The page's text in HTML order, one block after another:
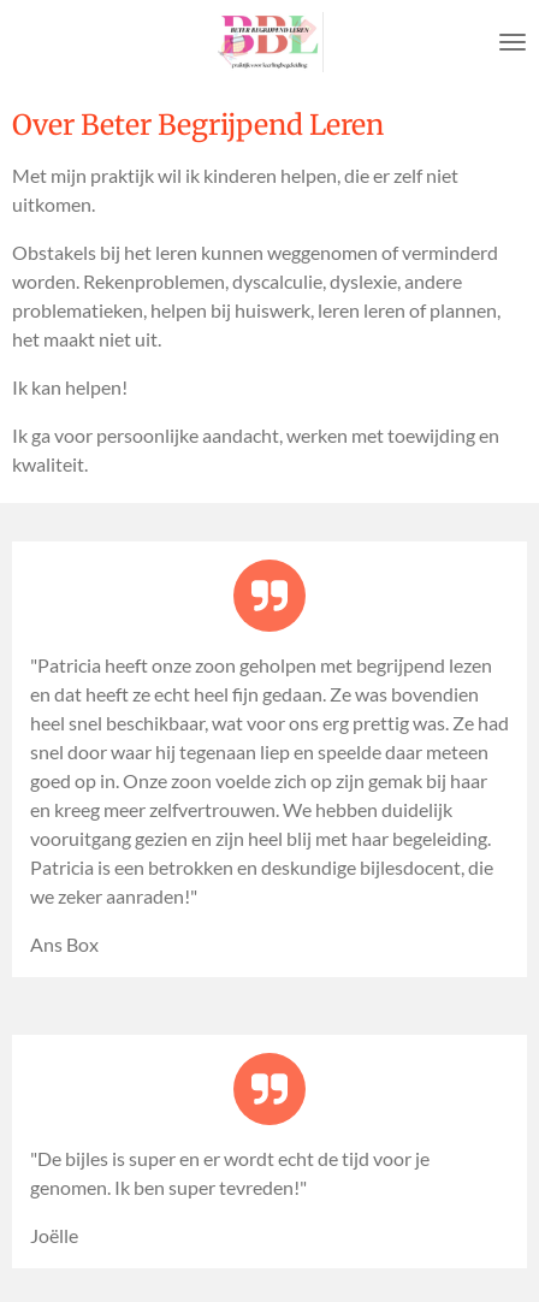
de
hoofdinhoud
Over Beter Begrijpend Leren
Met mijn praktijk wil ik kinderen helpen, die er zelf niet
uitkomen.
Obstakels bij het leren kunnen weggenomen of verminderd
worden. Rekenproblemen, dyscalculie, dyslexie, andere
problematieken, helpen bij huiswerk, leren leren of plannen,
het maakt niet uit.
Ik kan helpen!
Ik ga voor persoonlijke aandacht, werken met toewijding en
kwaliteit.
"Patricia heeft onze zoon geholpen met begrijpend lezen
en dat heeft ze echt heel fijn gedaan. Ze was bovendien
heel snel beschikbaar, wat voor ons erg prettig was. Ze had
snel door waar hij tegenaan liep en speelde daar meteen
goed op in. Onze zoon voelde zich op zijn gemak bij haar
en kreeg meer zelfvertrouwen. We hebben duidelijk
vooruitgang gezien en zijn heel blij met haar begeleiding.
Patricia is een betrokken en deskundige bijlesdocent, die
we zeker aanraden!"
Ans Box
"De bijles is super en er wordt echt de tijd voor je
genomen. Ik ben super tevreden!"
Joëlle